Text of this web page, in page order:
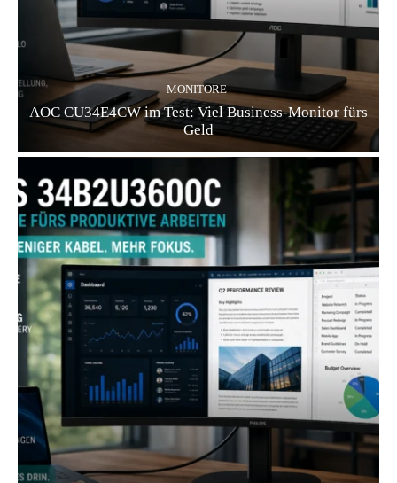
MONITORE
AOC CU34E4CW im Test: Viel Business-Monitor fürs
Geld